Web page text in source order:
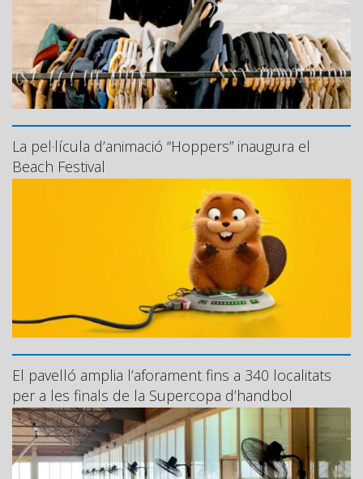
La pel·lícula d’animació “Hoppers” inaugura el
Beach Festival
El pavelló amplia l’aforament fins a 340 localitats
per a les finals de la Supercopa d’handbol